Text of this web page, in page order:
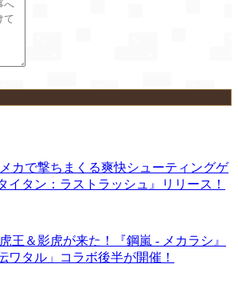
カで撃ちまくる爽快シューティングゲ
イタン：ラストラッシュ』リリース！
王＆影虎が来た！『鋼嵐 - メカラシ』
ワタル」コラボ後半が開催！